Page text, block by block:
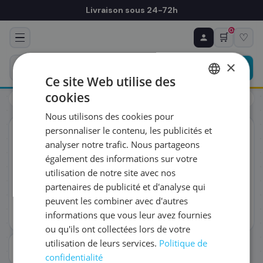
Livraison sous 24-72h
🛒
0
♡
Toners Brother
ORIGINAL
Prévoyez & économisez
Programmez votre prochain achat — notre équipe
vous prépare un devis personnalisé
RÉFÉRENCE DU PRODUIT
FRÉQUENCE
QUANTITÉ PAR LIVRAISON
DATE DE PREMIÈRE LIVRAISON SOUHAITÉE
×
Ce site Web utilise des
cookies
Nous utilisons des cookies pour
personnaliser le contenu, les publicités et
analyser notre trafic. Nous partageons
également des informations sur votre
utilisation de notre site avec nos
partenaires de publicité et d'analyse qui
peuvent les combiner avec d'autres
informations que vous leur avez fournies
ou qu'ils ont collectées lors de votre
utilisation de leurs services. Politique de
confidentialité